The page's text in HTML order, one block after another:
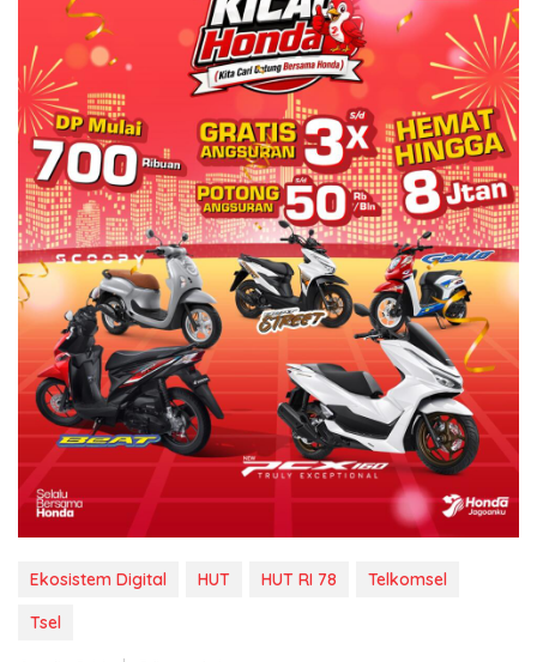
Ekosistem Digital HUT HUT RI 78
Telkomsel
Tsel